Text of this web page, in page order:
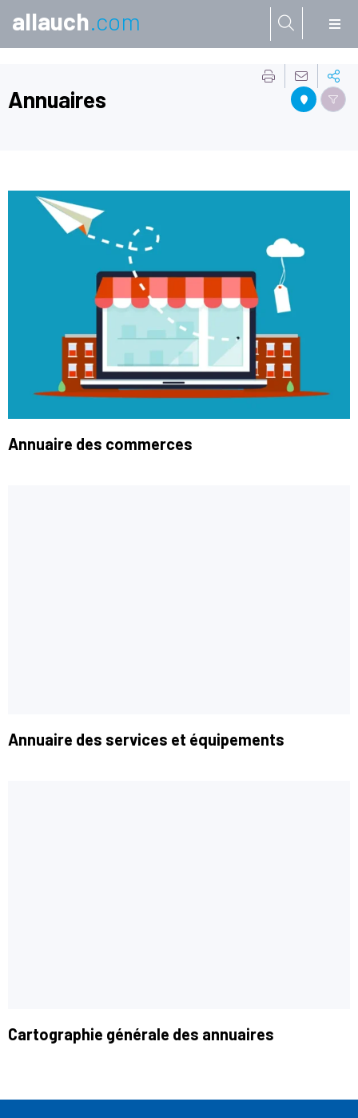
allauch.com
Annuaires
Annuaire des commerces
Annuaire des services et équipements
Cartographie générale des annuaires